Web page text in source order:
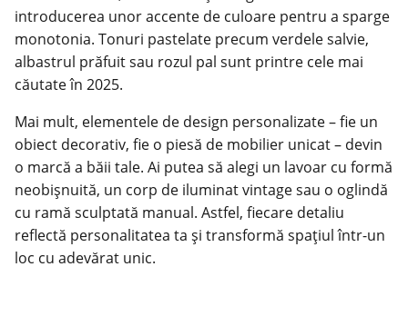
introducerea unor accente de culoare pentru a sparge
monotonia. Tonuri pastelate precum verdele salvie,
albastrul prăfuit sau rozul pal sunt printre cele mai
căutate în 2025.
Mai mult, elementele de design personalizate – fie un
obiect decorativ, fie o piesă de mobilier unicat – devin
o marcă a băii tale. Ai putea să alegi un lavoar cu formă
neobișnuită, un corp de iluminat vintage sau o oglindă
cu ramă sculptată manual. Astfel, fiecare detaliu
reflectă personalitatea ta și transformă spațiul într-un
loc cu adevărat unic.